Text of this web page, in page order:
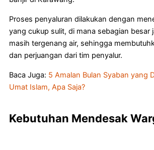
Proses penyaluran dilakukan dengan
yang cukup sulit, di mana sebagian besar
masih tergenang air, sehingga
dan perjuangan dari tim penyalur.
Baca Juga: 5 Amalan Bulan Syaban yang
Umat Islam, Apa Saja?
Kebutuhan Mendesak